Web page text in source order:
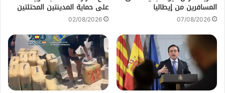
المسافرين من إيطاليا
07/08/2026
على حماية المدينتين المحتلتين
02/08/2026